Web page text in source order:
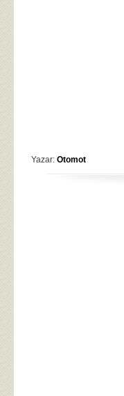
Yazar: Otomot